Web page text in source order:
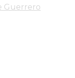
Guerrero